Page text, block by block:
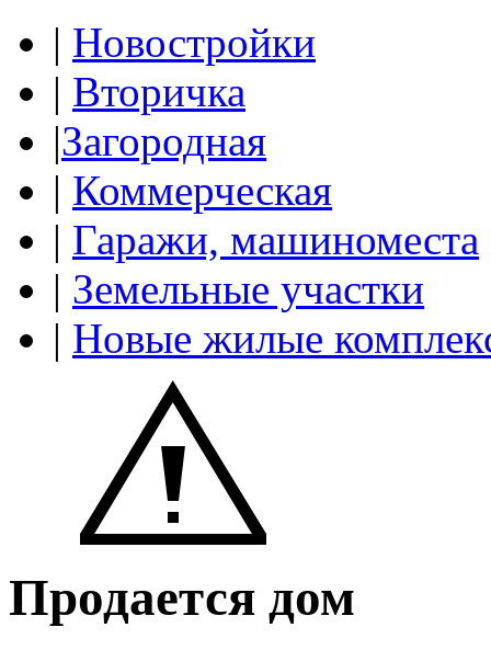
| Новостройки
| Вторичка
|Загородная
| Коммерческая
| Гаражи, машиноместа
| Земельные участки
| Новые жилые
Продается дом